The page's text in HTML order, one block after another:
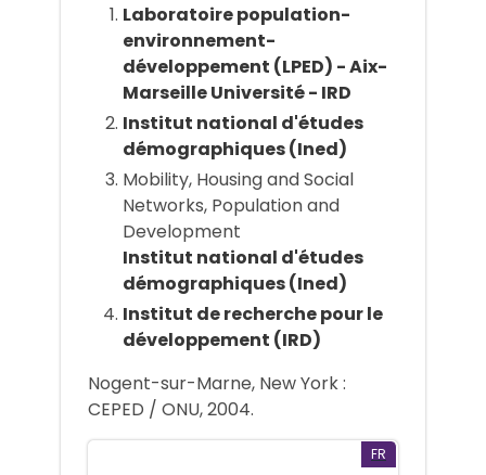
Laboratoire population-
environnement-
développement (LPED) - Aix-
Marseille Université - IRD
Institut national d'études
démographiques (Ined)
Mobility, Housing and Social
Networks, Population and
Development
Institut national d'études
démographiques (Ined)
Institut de recherche pour le
développement (IRD)
Nogent-sur-Marne, New York :
CEPED / ONU, 2004.
FR